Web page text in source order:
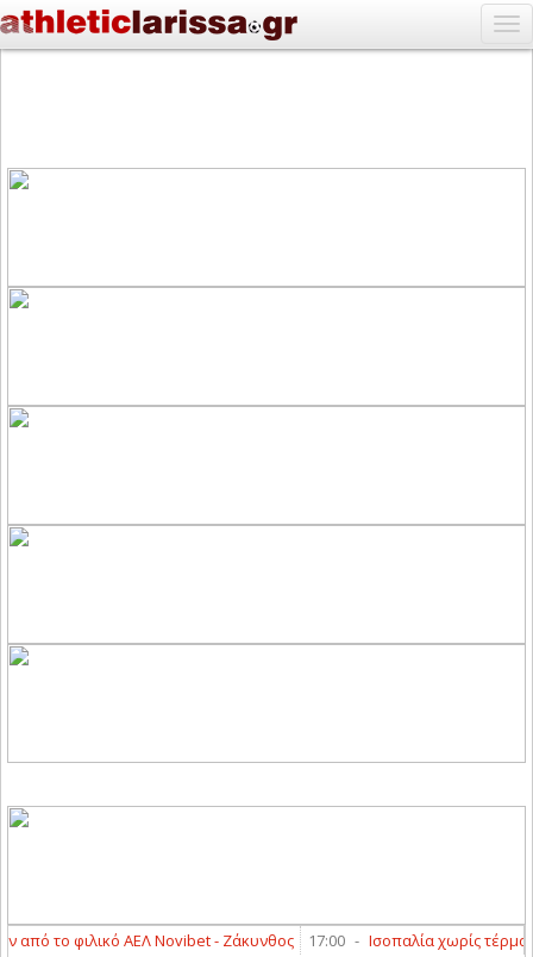
το φιλικό ΑΕΛ Novibet - Ζάκυνθος 17:00 - Ισοπαλία χωρίς τέρματα